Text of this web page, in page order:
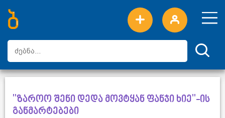
ახალი სიტყვები
ტოპ სიტყვები
დღის ტოპ სიტყვები
ტოპ მომხმარებლები
"ზაროო შენი დედა მოვტყან ფანჯი ხიე"-ის
განმარტებები